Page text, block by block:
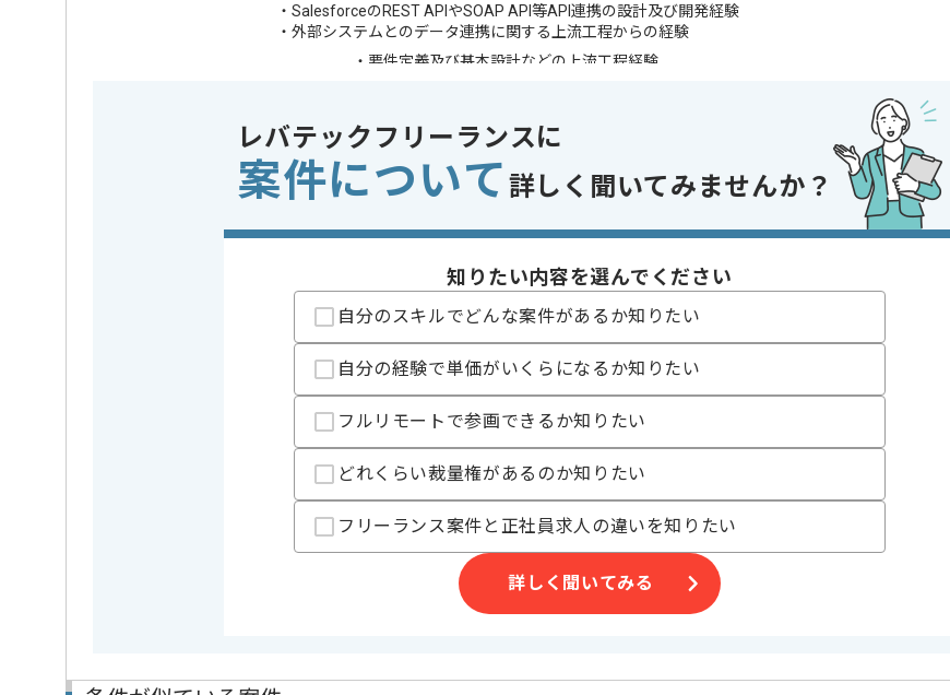
・SalesforceのREST APIやSOAP API等API連携の設計及び開発経験
・外部システムとのデータ連携に関する上流工程からの経験
・要件定義及び基本設計などの上流工程経験
・Platform DeveloperやIntegration ArchitectureなどのSalesforce認定資格の保有
※上記に似た経験やスキルをお持ちであれば申し込み可能なケースもございます！まずはお気軽にご相談ください！
この案件のポイント 業務内容
システム開発
レバテックでの実績がある企業の案件でございます。
上流開発の経験を活かすことができます。
複数案件を保有している企業ですので、
ご経験と実績に応じて別案件のご提案も差し上げる場合がございます。
新しいアイディアや技術を積極的に導入し、
経験豊富なメンバーと成長が出来る環境でございます。
スキルアップされたい方、長期的に参画されたい方にオススメの案件です。
レバテックフリーランスに
案件について 詳しく聞いてみませんか？
知りたい内容を選んでください
自分のスキルでどんな案件があるか知りたい
自分の経験で単価がいくらになるか知りたい
フルリモートで参画できるか知りたい
どれくらい裁量権があるのか知りたい
フリーランス案件と正社員求人の違いを知りたい
詳しく聞いてみる